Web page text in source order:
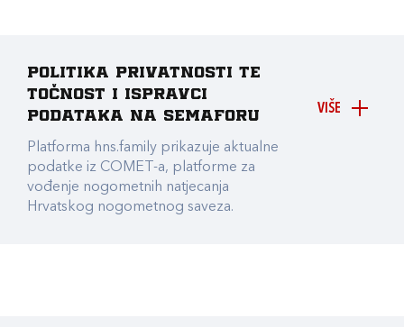
VIŠE
Politika privatnosti te
točnost i ispravci
podataka na Semaforu
Platforma hns.family prikazuje aktualne
podatke iz COMET-a, platforme za
vođenje nogometnih natjecanja
Hrvatskog nogometnog saveza.